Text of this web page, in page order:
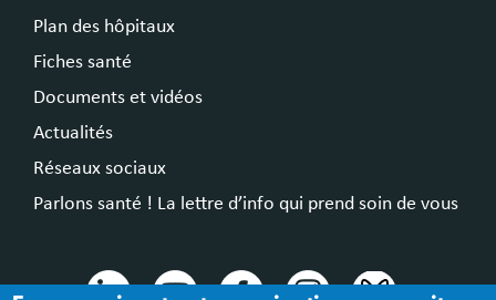
Plan des hôpitaux
Fiches santé
Documents et vidéos
Actualités
Réseaux sociaux
Parlons santé ! La lettre d’info qui prend soin de vous